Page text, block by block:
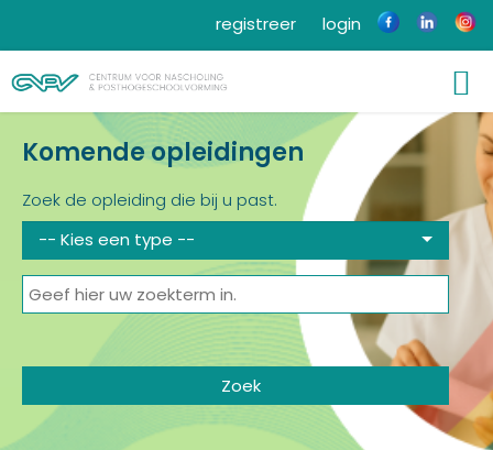
login
registreer
Komende opleidingen
Zoek de opleiding die bij u past.
-- Kies een type --